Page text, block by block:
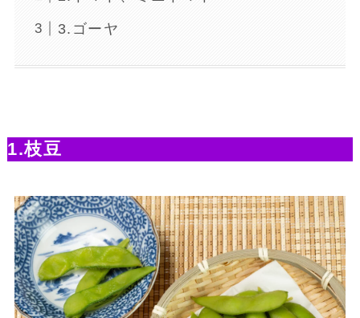
3.ゴーヤ
1.枝豆